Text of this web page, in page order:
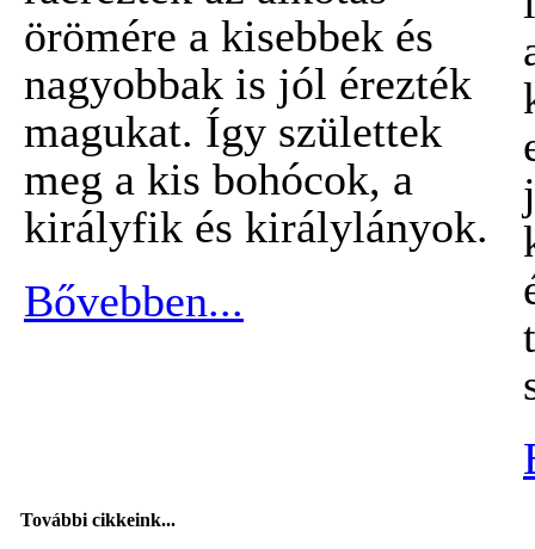
örömére a kisebbek és
nagyobbak is jól érezték
magukat. Így születtek
meg a kis bohócok, a
királyfik és királylányok.
Bővebben...
További cikkeink...